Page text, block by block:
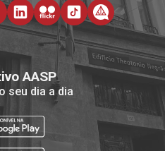
AASP
seu dia a dia